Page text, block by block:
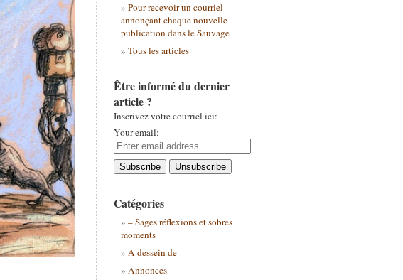
Pour recevoir un courriel
annonçant chaque nouvelle
publication dans le Sauvage
Tous les articles
Être informé du dernier
article ?
Inscrivez votre courriel ici:
Your email:
Catégories
– Sages réflexions et sobres
moments
A dessein de
Annonces